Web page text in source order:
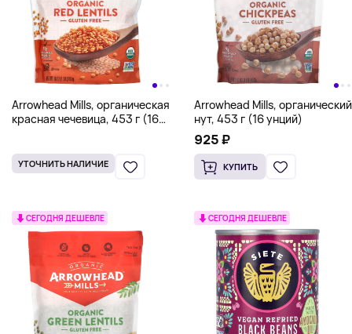
Arrowhead Mills, органическая
красная чечевица, 453 г (16
УТОЧНИТЬ НАЛИЧИЕ
Arrowhead Mills, органический
нут, 453 г (16 унций)
925 ₽
КУПИТЬ
СЕГОДНЯ ДЕШЕВЛЕ СЕГОДНЯ ДЕШЕВЛЕ